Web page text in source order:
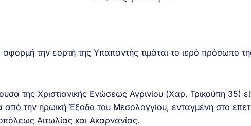
την εορτή της Υπαπαντής τιμάται το ιερό πρόσωπο
της Χριστιανικής Ενώσεως Αγρινίου (Χαρ. Τρικούπη 35)
την ηρωική Έξοδο του Μεσολογγίου, ενταγμένη στο
Αιτωλίας και Ακαρνανίας.